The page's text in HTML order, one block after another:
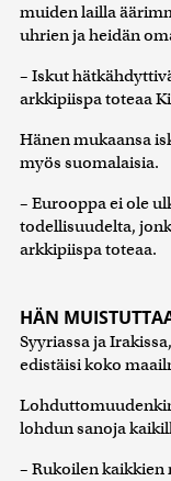
muiden lailla
uhrien ja heidän
– Iskut
arkkipiispa toteaa
Hänen mukaansa
myös suomalaisia.
– Eurooppa ei ole
todellisuudelta,
arkkipiispa toteaa.
HÄN
Syyriassa ja
edistäisi koko
lohdun sanoja
– Rukoilen